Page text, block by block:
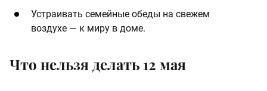
Устраивать семейные обеды на свежем
воздухе — к миру в доме.
Что нельзя делать 12 мая